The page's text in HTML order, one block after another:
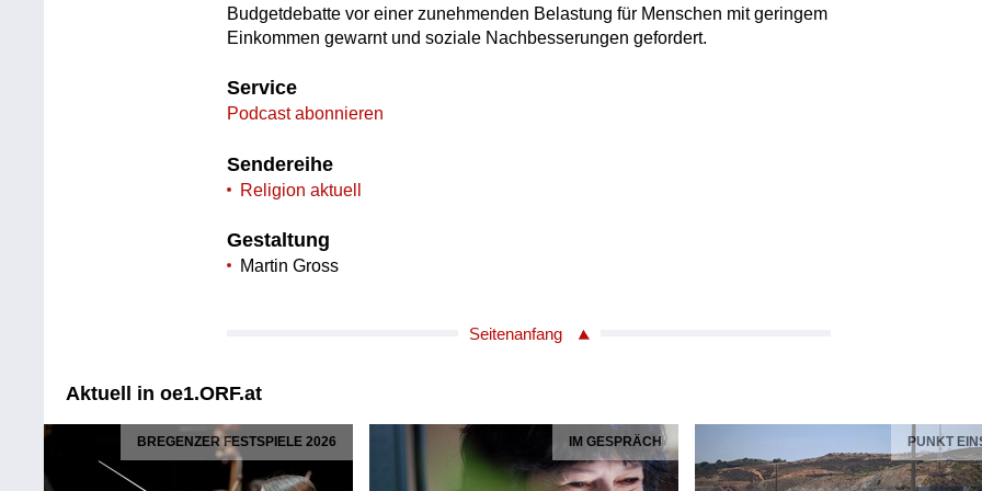
Budgetdebatte vor einer zunehmenden Belastung für Menschen mit geringem
Einkommen gewarnt und soziale Nachbesserungen gefordert.
Service
Podcast abonnieren
Sendereihe
Religion aktuell
Gestaltung
Martin Gross
Seitenanfang
Aktuell in oe1.ORF.at
BREGENZER FESTSPIELE 2026 IM GESPRÄCH PUNKT